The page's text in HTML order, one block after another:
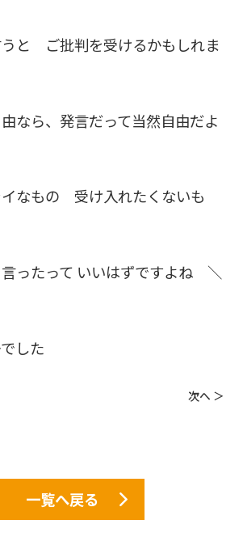
うと ご批判を受けるかもしれま
なら、発言だって当然自由だよ
なもの 受け入れたくないも
ったって いいはずですよね ＼
した
次へ ＞
一覧へ戻る